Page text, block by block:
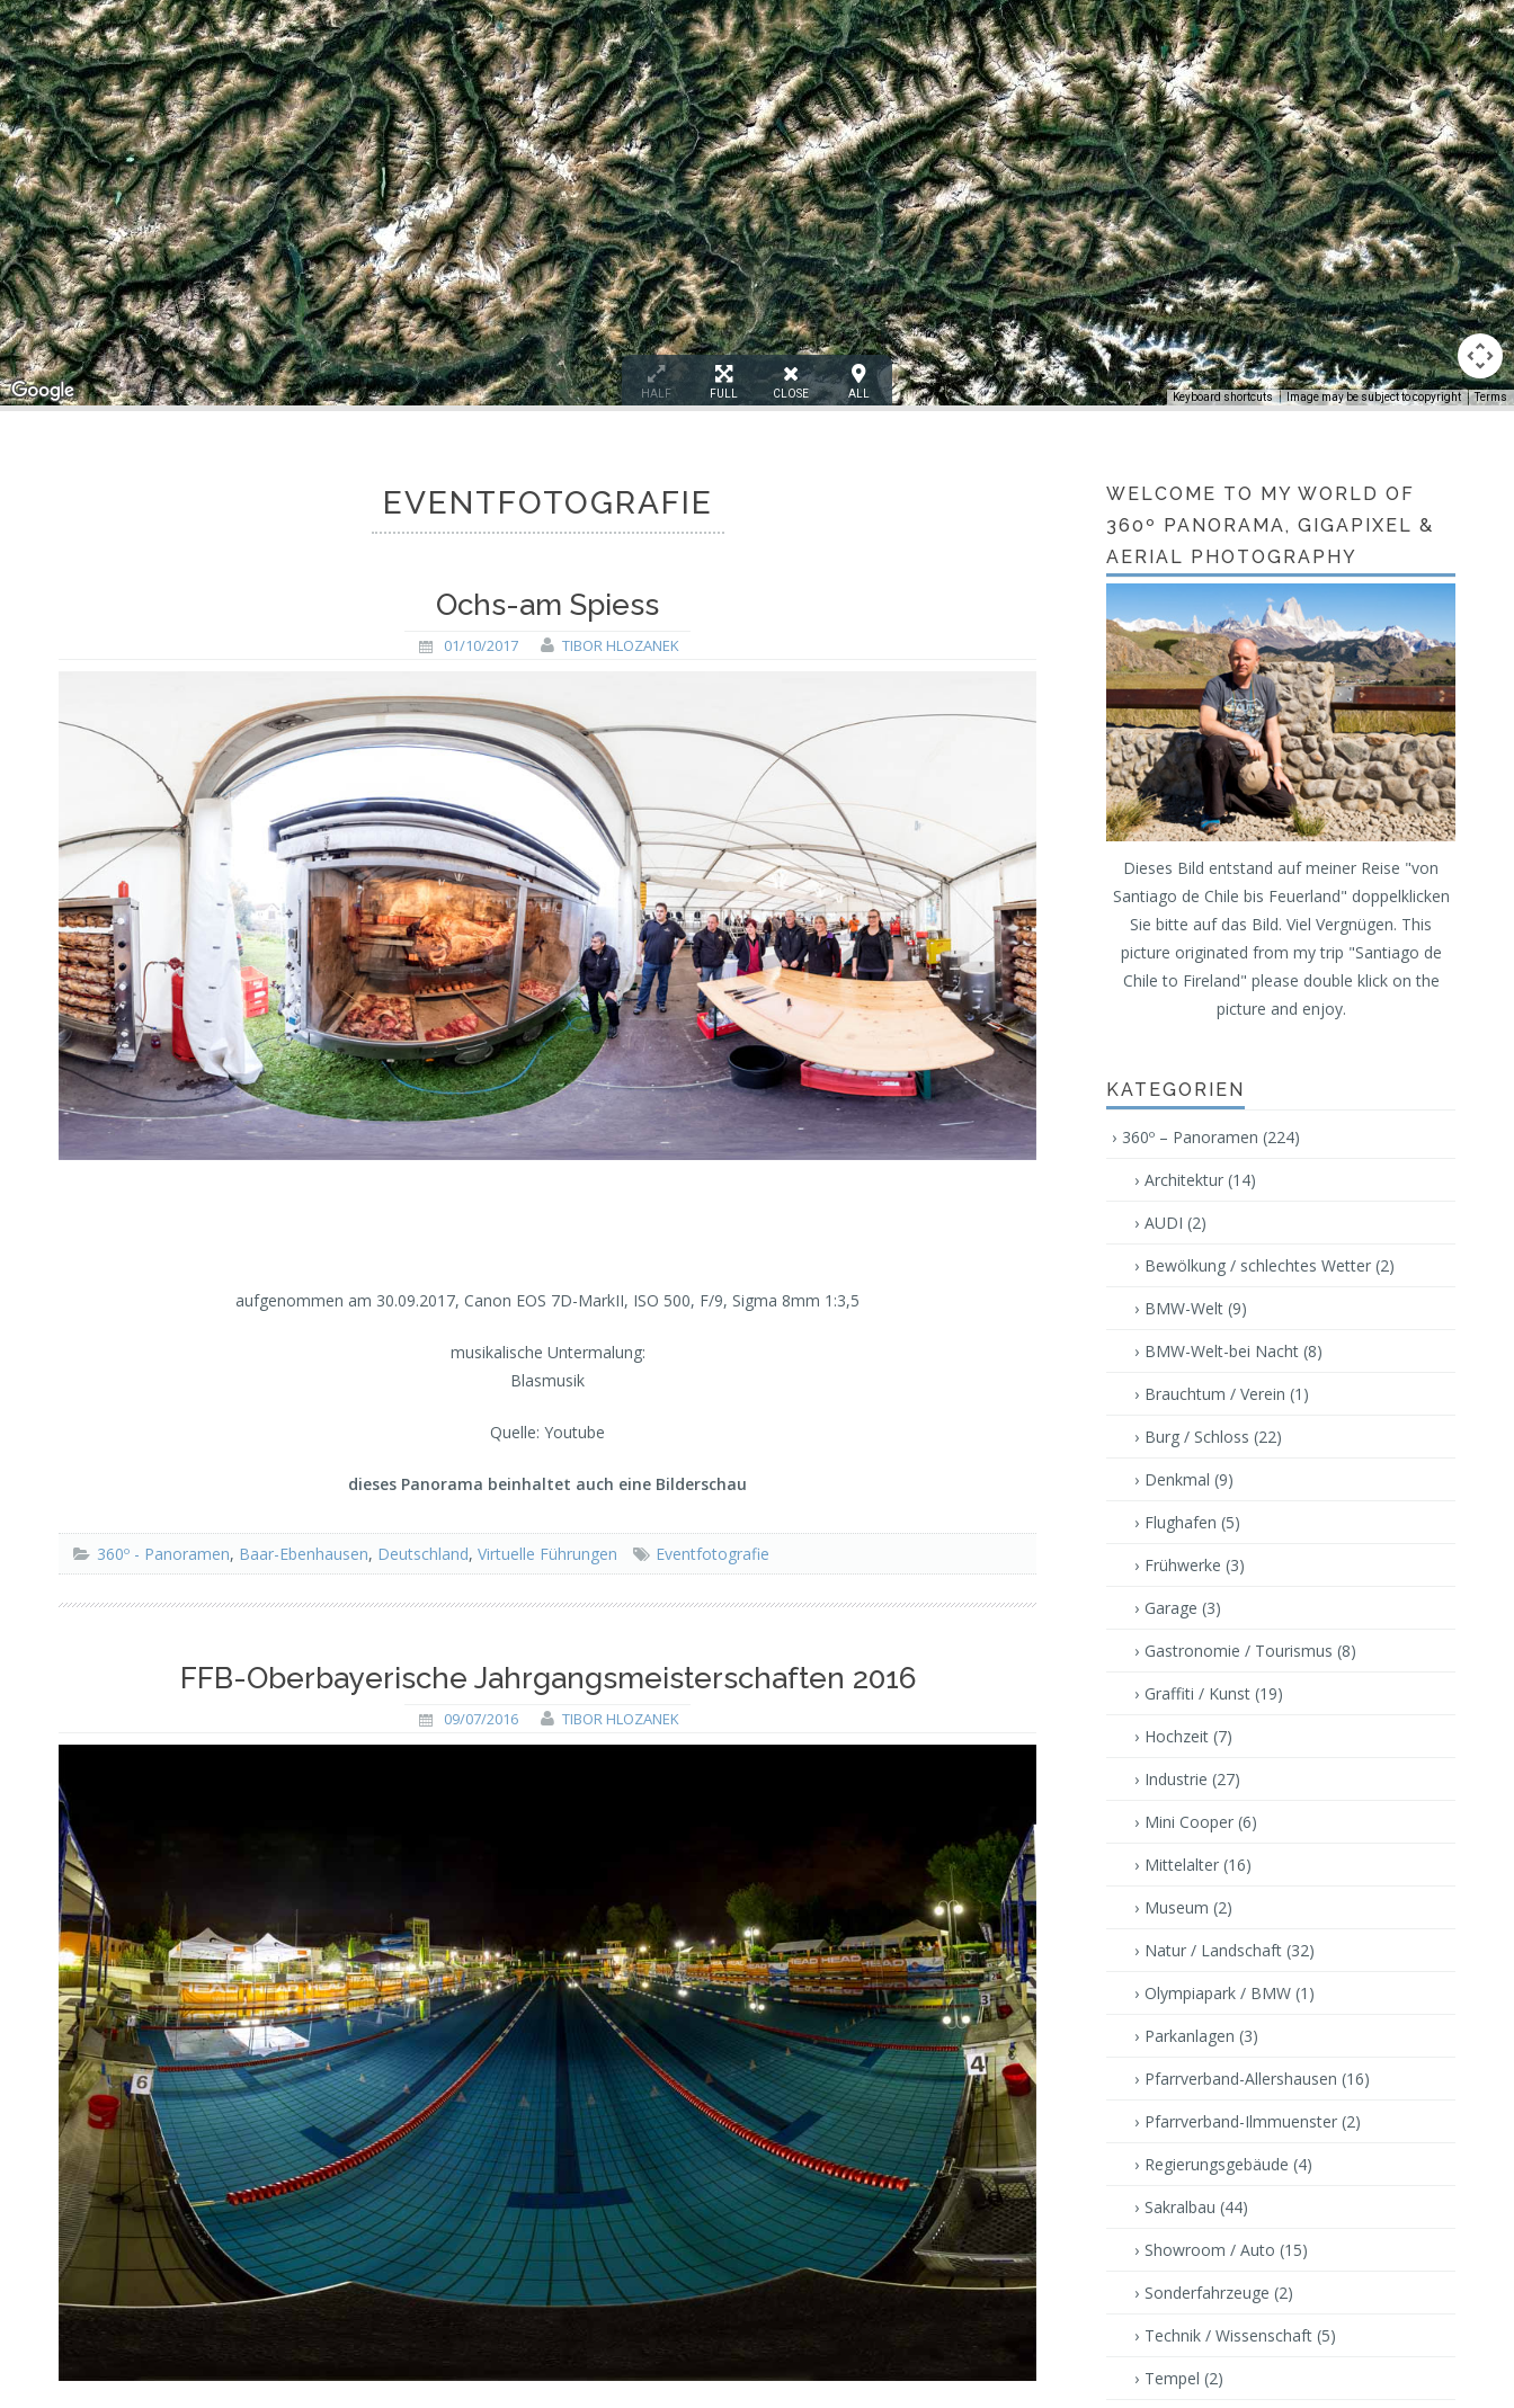
Keyboard shortcuts Image may be subject to copyright Terms
HALF FULL CLOSE ALL
EVENTFOTOGRAFIE
Ochs-am Spiess
01/10/2017 TIBOR HLOZANEK
aufgenommen am 30.09.2017, Canon EOS 7D-MarkII, ISO 500, F/9, Sigma 8mm 1:3,5
musikalische Untermalung:
Blasmusik
Quelle: Youtube
dieses Panorama beinhaltet auch eine Bilderschau
360º - Panoramen, Baar-Ebenhausen, Deutschland, Virtuelle Führungen Eventfotografie
FFB-Oberbayerische Jahrgangsmeisterschaften 2016
09/07/2016 TIBOR HLOZANEK
WELCOME TO MY WORLD OF
360º PANORAMA, GIGAPIXEL &
AERIAL PHOTOGRAPHY
Dieses Bild entstand auf meiner Reise "von
Santiago de Chile bis Feuerland" doppelklicken
Sie bitte auf das Bild. Viel Vergnügen. This
picture originated from my trip "Santiago de
Chile to Fireland" please double klick on the
picture and enjoy.
KATEGORIEN
360º – Panoramen (224)
Architektur (14)
AUDI (2)
Bewölkung / schlechtes Wetter (2)
BMW-Welt (9)
BMW-Welt-bei Nacht (8)
Brauchtum / Verein (1)
Burg / Schloss (22)
Denkmal (9)
Flughafen (5)
Frühwerke (3)
Garage (3)
Gastronomie / Tourismus (8)
Graffiti / Kunst (19)
Hochzeit (7)
Industrie (27)
Mini Cooper (6)
Mittelalter (16)
Museum (2)
Natur / Landschaft (32)
Olympiapark / BMW (1)
Parkanlagen (3)
Pfarrverband-Allershausen (16)
Pfarrverband-Ilmmuenster (2)
Regierungsgebäude (4)
Sakralbau (44)
Showroom / Auto (15)
Sonderfahrzeuge (2)
Technik / Wissenschaft (5)
Tempel (2)